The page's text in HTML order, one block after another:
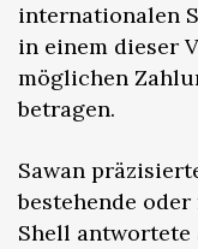
internationalen
in einem dieser
möglichen
betragen.
Sawan
bestehende
Shell antwortete